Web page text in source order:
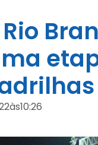
às10:26